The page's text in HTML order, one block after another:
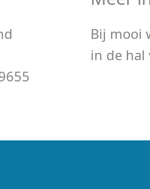
Bij mooi
in de hal